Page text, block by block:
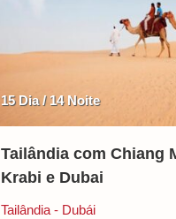
15 Dia / 14 Noite
Tailândia com Chiang
Krabi e Dubai
Tailândia - Dubái